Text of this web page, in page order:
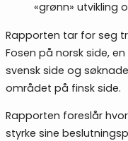
«grønn» utvikling
Rapporten tar for seg
Fosen på norsk side,
svensk side og
området på finsk side.
Rapporten foreslår
styrke sine